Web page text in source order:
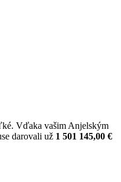
Vďaka vašim Anjelským
darovali už 1 501 145,00 €